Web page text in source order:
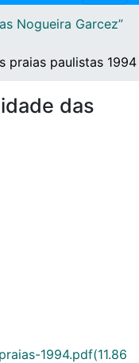
Nogueira Garcez”
praias paulistas 1994
das
1994.pdf(11.86